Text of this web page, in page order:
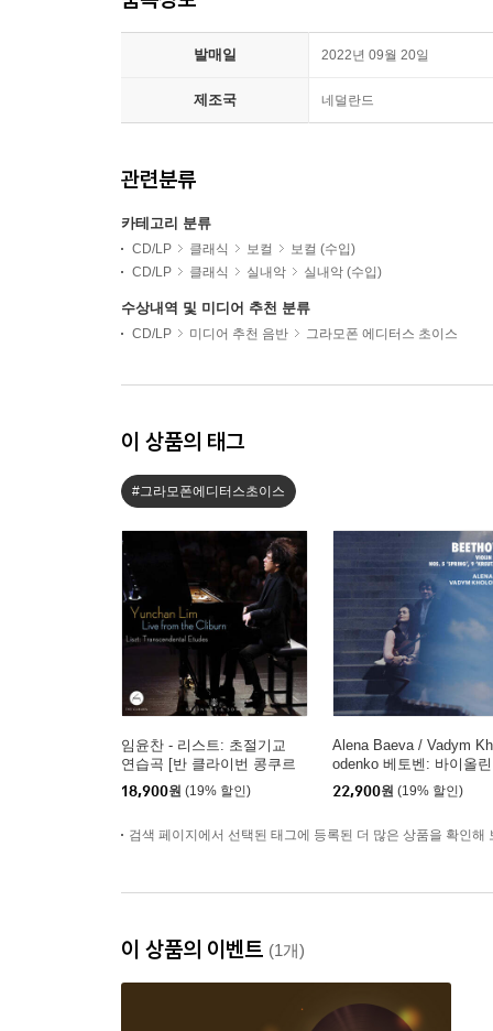
발매일 2022년 09월 20일
제조국 네덜란드
관련분류
카테고리 분류
CD/LP 클래식 보컬
보컬 (수입)
CD/LP
클래식 실내악 실내악 (수입)
수상내역 및 미디어 추천 분류
CD/LP 미디어 추천 음반 그라모폰 에디터스 초이스
이 상품의 태그
#그라모폰에디터스초이스
임윤찬 - 리스트: 초절기교
연습곡 [반 클라이번 콩쿠르
실황 녹음]
18,900원 (19% 할인)
Alena Baeva / Vadym
odenko 베토벤: 바이올린
소나타 5번 '봄', 9번 '크
처', 3번 (Beethoven:
'Kreutzer" & 3)
22,900원 (19% 할인)
검색 페이지에서 선택된 태그에 등록된 더 많은 상품을 확인해
이 상품의 이벤트 (1개)